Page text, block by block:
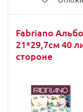
Fabriano
21*29,7см 40
стороне